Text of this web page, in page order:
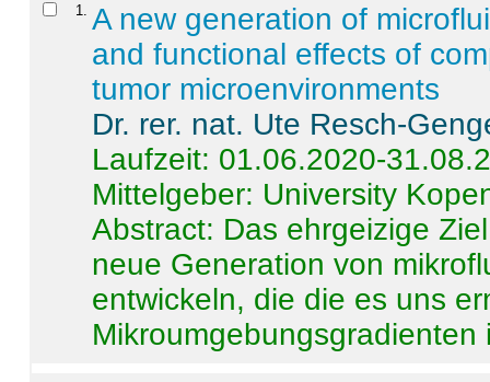
1
A new generation of
and functional effects of
tumor microenvironments
Dr. rer. nat. Ute Resch-
Laufzeit: 01.06.2020-
Mittelgeber: University
Abstract: Das ehrgeizige
neue Generation von
entwickeln, die die es uns
Mikroumgebungsgradienten